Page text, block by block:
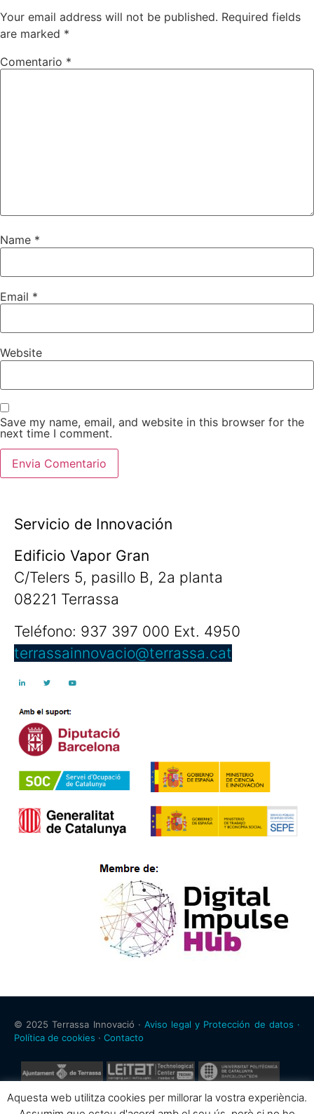
Your email address will not be published. Required fields
are marked *
Comentario *
Name *
Email *
Website
Save my name, email, and website in this browser for the
next time I comment.
Servicio de Innovación
Edificio Vapor Gran
C/Telers 5, pasillo B, 2a planta
08221 Terrassa
Teléfono: 937 397 000 Ext. 4950
terrassainnovacio@terrassa.cat
© 2025 Terrassa Innovació · Aviso legal y Protección de datos ·
Política de cookies · Contacto
Aquesta web utilitza cookies per millorar la vostra experiència.